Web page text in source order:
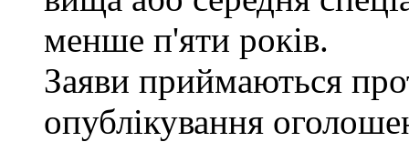
менше п'яти років.
Заяви приймаються
опублікування